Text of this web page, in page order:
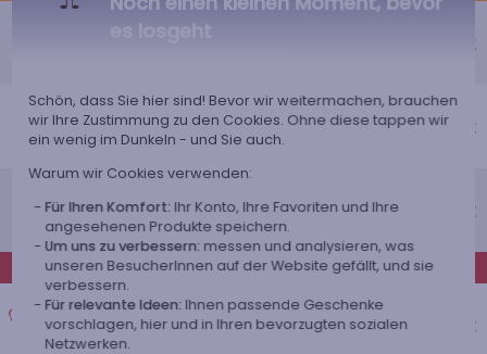
Economy-Versand an einen Paketshop
5,50 €
Economy-Versand nach Hause
Voraussichtliches Lieferdatum
Dienstag 18 August 2026
5,95 €
Standardlieferung nach Hause
Voraussichtliches Lieferdatum
Mittwoch 12 August 2026
9,95 €
EXPRESS
Expresslieferung nach Hause
Voraussichtliches Lieferdatum
15,95 €
es losgeht
Schön, dass Sie hier sind! Bevor wir weitermachen, brauchen
wir Ihre Zustimmung zu den Cookies. Ohne diese tappen wir
ein wenig im Dunkeln - und Sie auch.
Warum wir Cookies verwenden:
Für Ihren Komfort: Ihr Konto, Ihre Favoriten und Ihre
angesehenen Produkte speichern.
Um uns zu verbessern: messen und analysieren, was
unseren BesucherInnen auf der Website gefällt, und sie
verbessern.
Für relevante Ideen: Ihnen passende Geschenke
vorschlagen, hier und in Ihren bevorzugten sozialen
Netzwerken.